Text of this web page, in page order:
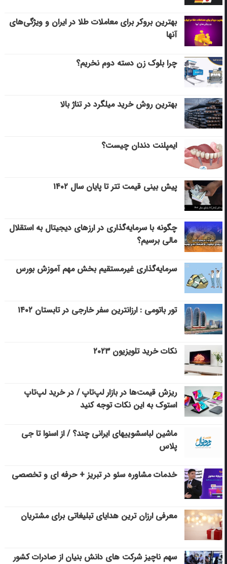
بهترین بروکر برای معاملات طلا در ایران و ویژگی‌های
آنها
چرا بلوک زن دسته دوم نخریم؟
بهترین روش خرید میلگرد در تناژ بالا
ایمپلنت دندان چیست؟
پیش بینی قیمت تتر تا پایان سال ۱۴۰۲
چگونه با سرمایه‌گذاری در ارزهای دیجیتال به استقلال
مالی برسیم؟
سرمایه‌گذاری غیرمستقیم بخش مهم آموزش بورس
تور باتومی : ارزانترین سفر خارجی در تابستان ۱۴۰۲
نکات خرید تلویزیون ۲۰۲۳
ریزش قیمت‌ها در بازار لپ‌تاپ / در خرید لپ‌تاپ
استوک به این نکات توجه کنید
ماشین لباسشویی‎های ایرانی چند؟ / از اسنوا تا جی
پلاس
خدمات مشاوره سئو در تبریز + حرفه ای و تخصصی
معرفی ارزان ترین هدایای تبلیغاتی برای مشتریان
سهم ناچیز شرکت های دانش بنیان از صادرات کشور